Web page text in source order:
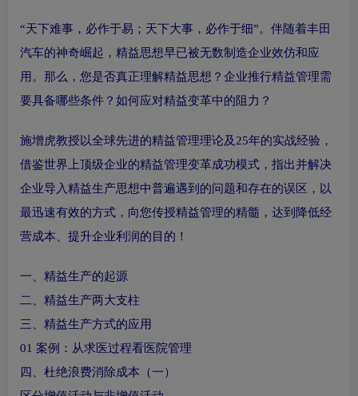
“天下难事，必作于易；天下大事，必作于细”。伴随着丰田
汽车的神奇崛起，精益思想早已被无数制造企业效仿和应
用。那么，您是否真正理解精益思想？企业推行精益管理需
要具备哪些条件？如何应对精益变革中的阻力？
施增虎教授以全球先进的精益管理理论及25年的实战经验，
借鉴世界上顶级企业的精益管理变革成功模式，指出并解决
企业导入精益生产思想中普遍遇到的问题和存在的误区，以
最迅速有效的方式，向您传授精益管理的精髓，达到降低经
营成本、提升企业利润的目的！
一、精益生产的起源
二、精益生产两大支柱
三、精益生产方式的应用
01 案例：从求医过程看医院管理
四、杜绝浪费消除成本（一）